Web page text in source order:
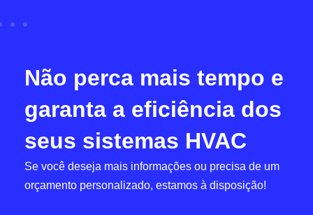
Não perca mais tempo e
garanta a eficiência dos
seus sistemas HVAC
Se você deseja mais informações ou precisa de um
orçamento personalizado, estamos à disposição!